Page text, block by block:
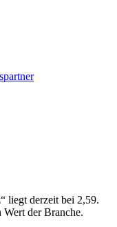
liegt derzeit bei 2,59.
der Branche.